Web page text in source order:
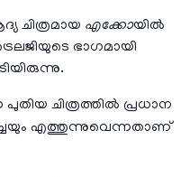
ചിത്രമായ എക്കോയിൽ
ഭാഗമായി
ചിത്രത്തിൽ പ്രധാന
എത്തുന്നുവെന്നതാണ്